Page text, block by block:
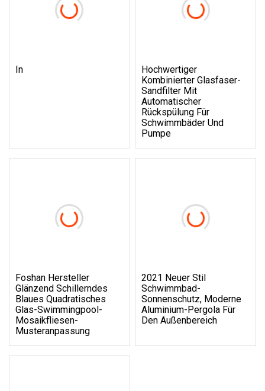
In
Hochwertiger
Kombinierter Glasfaser-
Sandfilter Mit
Automatischer
Rückspülung Für
Schwimmbäder Und
Pumpe
Foshan Hersteller
Glänzend Schillerndes
Blaues Quadratisches
Glas-Swimmingpool-
Mosaikfliesen-
Musteranpassung
2021 Neuer Stil
Schwimmbad-
Sonnenschutz, Moderne
Aluminium-Pergola Für
Den Außenbereich